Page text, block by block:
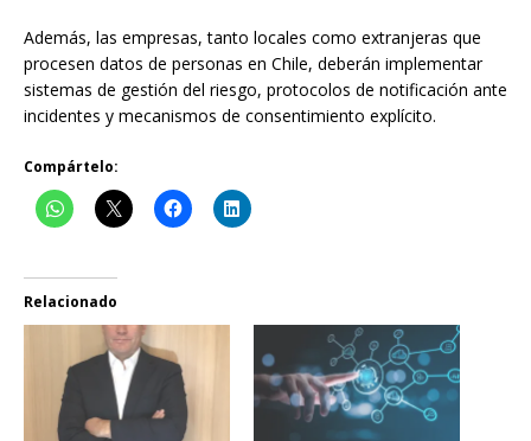
Además, las empresas, tanto locales como extranjeras que
procesen datos de personas en Chile, deberán implementar
sistemas de gestión del riesgo, protocolos de notificación ante
incidentes y mecanismos de consentimiento explícito.
Compártelo:
Relacionado